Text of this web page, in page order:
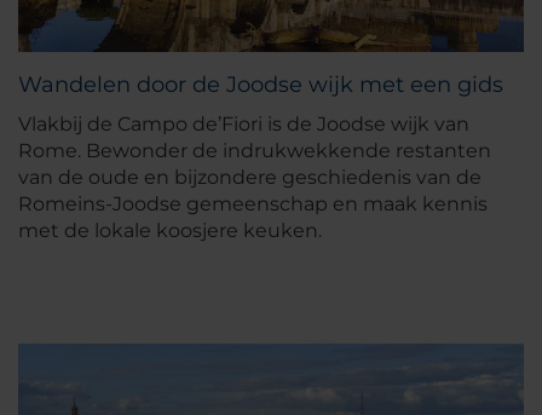
Wandelen door de Joodse wijk met een gids
Vlakbij de Campo de’Fiori is de Joodse wijk van
Rome. Bewonder de indrukwekkende restanten
van de oude en bijzondere geschiedenis van de
Romeins-Joodse gemeenschap en maak kennis
met de lokale koosjere keuken.